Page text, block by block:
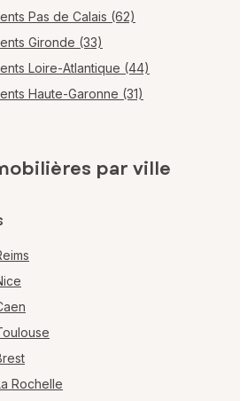
Pas de Calais (62)
Gironde (33)
Loire-Atlantique (44)
Haute-Garonne (31)
par ville
Rochelle